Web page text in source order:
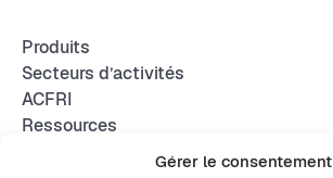
Gérer le consentement
Produits
Secteurs d’activités
ACFRI
Ressources